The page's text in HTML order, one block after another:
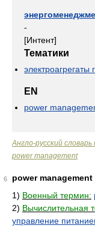
-
[Интент]
Тематики
электроагрегаты
EN
power
Англо-русский
power management
6
power management
1) Военный термин:
2) Вычислительная
управление